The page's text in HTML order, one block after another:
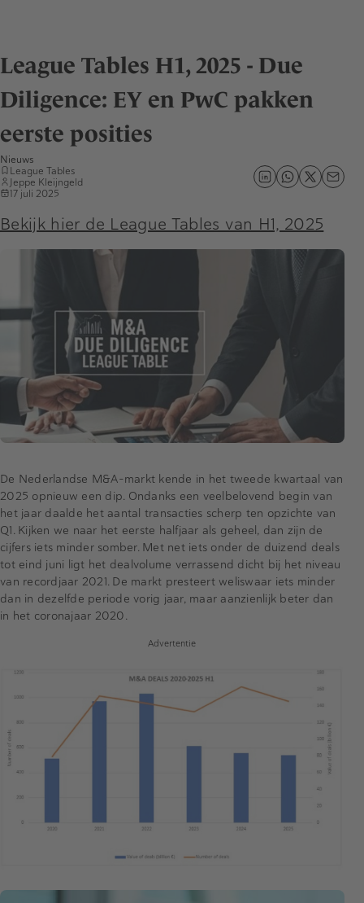
League Tables H1, 2025 - Due
Diligence: EY en PwC pakken
eerste posities
Nieuws
League Tables
Jeppe Kleijngeld
17 juli 2025
Bekijk hier de League Tables van H1, 2025
De Nederlandse M&A-markt kende in het tweede kwartaal van
2025 opnieuw een dip. Ondanks een veelbelovend begin van
het jaar daalde het aantal transacties scherp ten opzichte van
Q1. Kijken we naar het eerste halfjaar als geheel, dan zijn de
cijfers iets minder somber. Met net iets onder de duizend deals
tot eind juni ligt het dealvolume verrassend dicht bij het niveau
van recordjaar 2021. De markt presteert weliswaar iets minder
dan in dezelfde periode vorig jaar, maar aanzienlijk beter dan
in het coronajaar 2020.
Advertentie